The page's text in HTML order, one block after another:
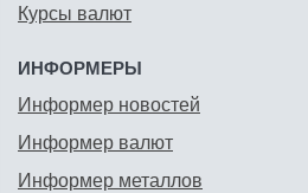
Курсы валют
ИНФОРМЕРЫ
Информер новостей
Информер валют
Информер металлов